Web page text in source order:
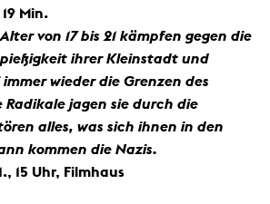
Min.
von 17 bis 21 kämpfen gegen die
ihrer Kleinstadt und
wieder die Grenzen des
Radikale jagen sie durch die
alles, was sich ihnen in den
kommen die Nazis.
15 Uhr, Filmhaus